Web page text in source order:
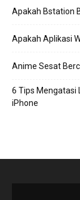
Apakah Bstation
Apakah Aplikasi
Anime Sesat
6 Tips Mengatasi
iPhone